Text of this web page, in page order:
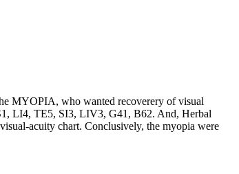
MYOPIA, who wanted recoverery of visual
LI4, TE5, SI3, LIV3, G41, B62. And, Herbal
acuity chart. Conclusively, the myopia were